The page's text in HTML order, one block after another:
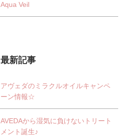
Aqua Veil
最新記事
アヴェダのミラクルオイルキャンペ
ーン情報☆
AVEDAから湿気に負けないトリート
メント誕生♪